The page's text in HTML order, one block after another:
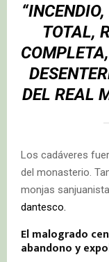
“
TOTAL,
COMPLETA,
DEL REAL
Los cadáveres
del monasterio.
monjas
dantesco.
El malogrado
abandono y